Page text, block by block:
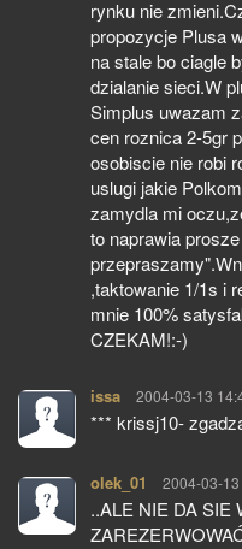
rynku nie
propozycje Plusa
na stale bo ciagle
dzialanie sieci.W
Simplus uwazam
cen roznica 2-5gr
osobiscie nie robi
uslugi jakie
zamydla mi
to naprawia
,taktowanie 1/1s i
mnie 100%
CZEKAM!:-)
issa pisze:
2004-03-13
*** krissj10-
olek_01 pisze:
2004-03-
..ALE NIE DA SIE